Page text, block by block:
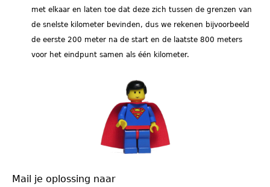
met elkaar en laten toe dat deze zich tussen de grenzen van
de snelste kilometer bevinden, dus we rekenen bijvoorbeeld
de eerste 200 meter na de start en de laatste 800 meters
voor het eindpunt samen als één kilometer.
Mail je oplossing naar